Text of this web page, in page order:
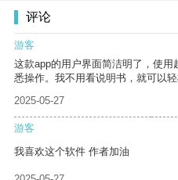
评论
游客
这款app的用户界面简洁明了，使
悉操作。我不用看说明书，就可以轻
2025-05-27
游客
我喜欢这个软件 作者加油